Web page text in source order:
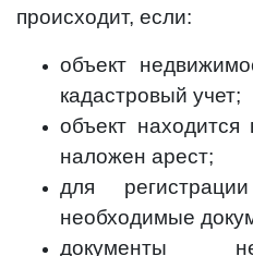
происходит, если:
объект
кадастровый учет;
объект
наложен арест;
для
необходимые
документы